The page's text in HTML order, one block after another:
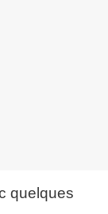
quelques